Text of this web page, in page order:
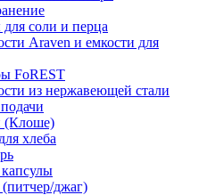
соли и перца
Araven и емкости для
FoREST
из нержавеющей стали
(Клоше)
хлеба
джаг)